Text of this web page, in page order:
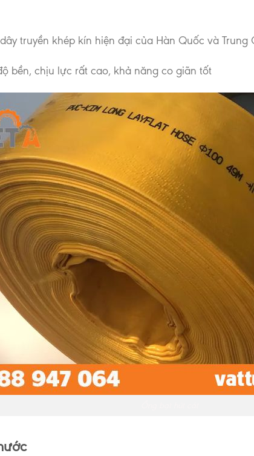
truyền khép kín hiện đại của Hàn Quốc và Trung
bền, chịu lực rất cao, khả năng co giãn tốt